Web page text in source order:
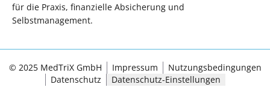
für die Praxis, finanzielle Absicherung und
Selbstmanagement.
© 2025 MedTriX GmbH Impressum
Nutzungsbedingungen
Datenschutz
Datenschutz-Einstellungen